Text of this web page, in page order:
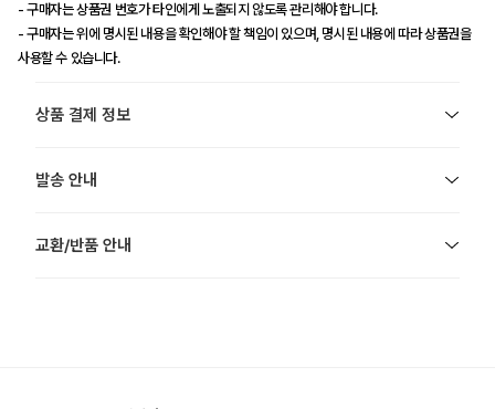
- 구매자는 상품권 번호가 타인에게 노출되지 않도록 관리해야 합니다.
- 구매자는 위에 명시된 내용을 확인해야 할 책임이 있으며, 명시된 내용에 따라 상품권을
사용할 수 있습니다.
상품 결제 정보
발송 안내
교환/반품 안내